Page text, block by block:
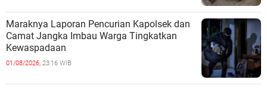
Maraknya Laporan Pencurian Kapolsek dan
Camat Jangka Imbau Warga Tingkatkan
Kewaspadaan
01/08/2026, 23:16 WIB